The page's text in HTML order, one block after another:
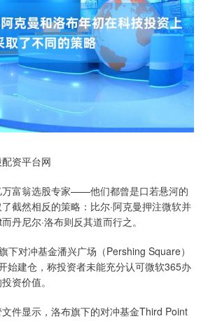
资平台网
万富翁选股专家——他们都曾是口若悬河的
截然相反的策略：比尔·阿克曼押注微软并
丹尼尔·洛布则反其道而行之。
下对冲基金潘兴广场（Pershing Square）
始建仓，称投资者未能充分认可微软365办
资价值。
件显示，洛布旗下的对冲基金Third Point